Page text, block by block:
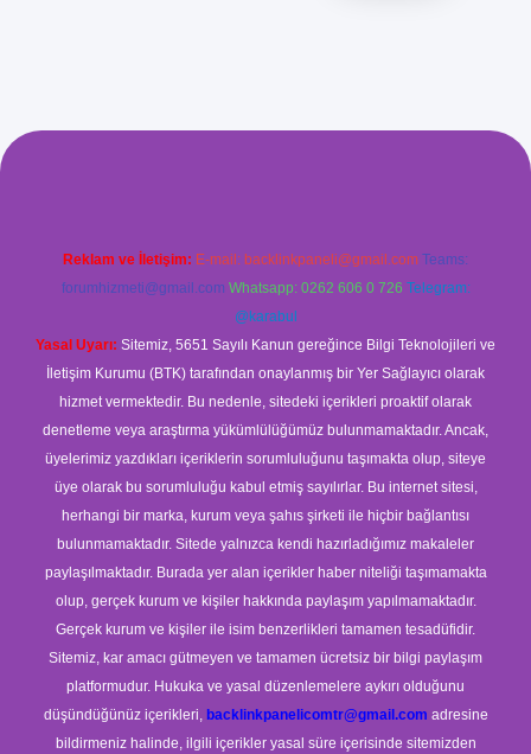
Reklam ve İletişim: E-mail: backlinkpaneli@gmail.com Teams:
forumhizmeti@gmail.com Whatsapp: 0262 606 0 726 Telegram:
@karabul
Yasal Uyarı: Sitemiz, 5651 Sayılı Kanun gereğince Bilgi Teknolojileri ve
İletişim Kurumu (BTK) tarafından onaylanmış bir Yer Sağlayıcı olarak
hizmet vermektedir. Bu nedenle, sitedeki içerikleri proaktif olarak
denetleme veya araştırma yükümlülüğümüz bulunmamaktadır. Ancak,
üyelerimiz yazdıkları içeriklerin sorumluluğunu taşımakta olup, siteye
üye olarak bu sorumluluğu kabul etmiş sayılırlar. Bu internet sitesi,
herhangi bir marka, kurum veya şahıs şirketi ile hiçbir bağlantısı
bulunmamaktadır. Sitede yalnızca kendi hazırladığımız makaleler
paylaşılmaktadır. Burada yer alan içerikler haber niteliği taşımamakta
olup, gerçek kurum ve kişiler hakkında paylaşım yapılmamaktadır.
Gerçek kurum ve kişiler ile isim benzerlikleri tamamen tesadüfidir.
Sitemiz, kar amacı gütmeyen ve tamamen ücretsiz bir bilgi paylaşım
platformudur. Hukuka ve yasal düzenlemelere aykırı olduğunu
düşündüğünüz içerikleri, backlinkpanelicomtr@gmail.com adresine
bildirmeniz halinde, ilgili içerikler yasal süre içerisinde sitemizden